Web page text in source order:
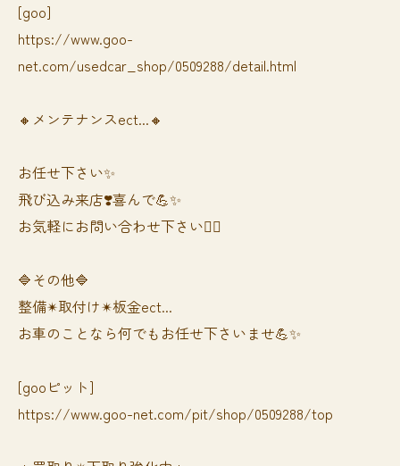
[goo]
https://www.goo-
net.com/usedcar_shop/0509288/detail.html
🔸メンテナンスect...🔸
お任せ下さい✨
飛び込み来店❣️喜んで💪✨
お気軽にお問い合わせ下さい🙆‍♀️
🔷その他🔷
整備✴︎取付け✴︎板金ect...
お車のことなら何でもお任せ下さいませ💪✨
[gooピット]
https://www.goo-net.com/pit/shop/0509288/top